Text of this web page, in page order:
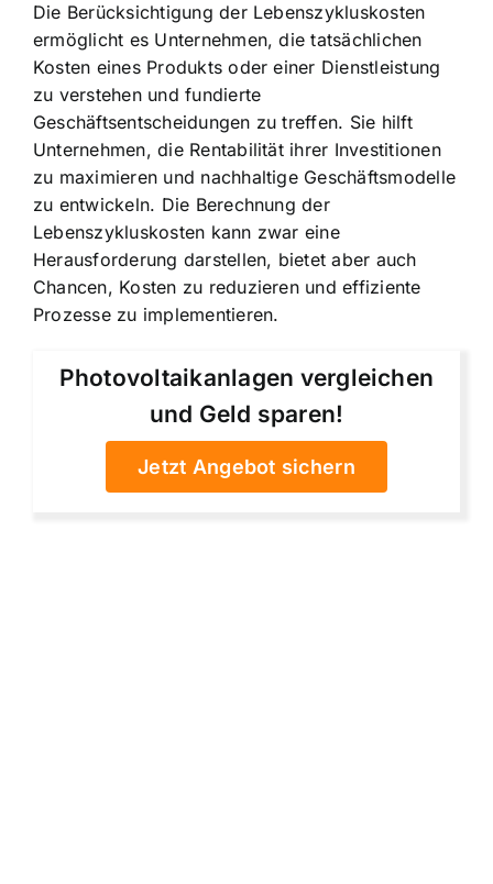
Die Berücksichtigung der Lebenszykluskosten
ermöglicht es Unternehmen, die tatsächlichen
Kosten eines Produkts oder einer Dienstleistung
zu verstehen und fundierte
Geschäftsentscheidungen zu treffen. Sie hilft
Unternehmen, die Rentabilität ihrer Investitionen
zu maximieren und nachhaltige Geschäftsmodelle
zu entwickeln. Die Berechnung der
Lebenszykluskosten kann zwar eine
Herausforderung darstellen, bietet aber auch
Chancen, Kosten zu reduzieren und effiziente
Prozesse zu implementieren.
Photovoltaikanlagen vergleichen
und Geld sparen!
Jetzt Angebot sichern